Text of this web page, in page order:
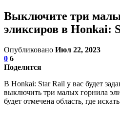
Выключите три
эликсиров в Honkai:
Опубликовано Июл 22, 2023
0 6
Поделится
В Honkai: Star Rail у вас будет
выключить три малых горнила
будет отмечена область, где